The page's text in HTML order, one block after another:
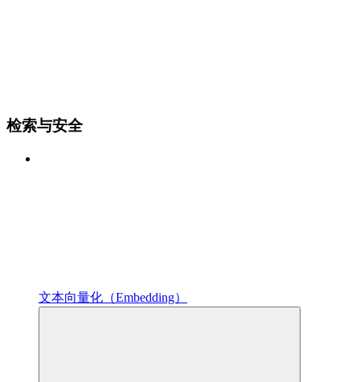
检索与安全
文本向量化（Embedding）